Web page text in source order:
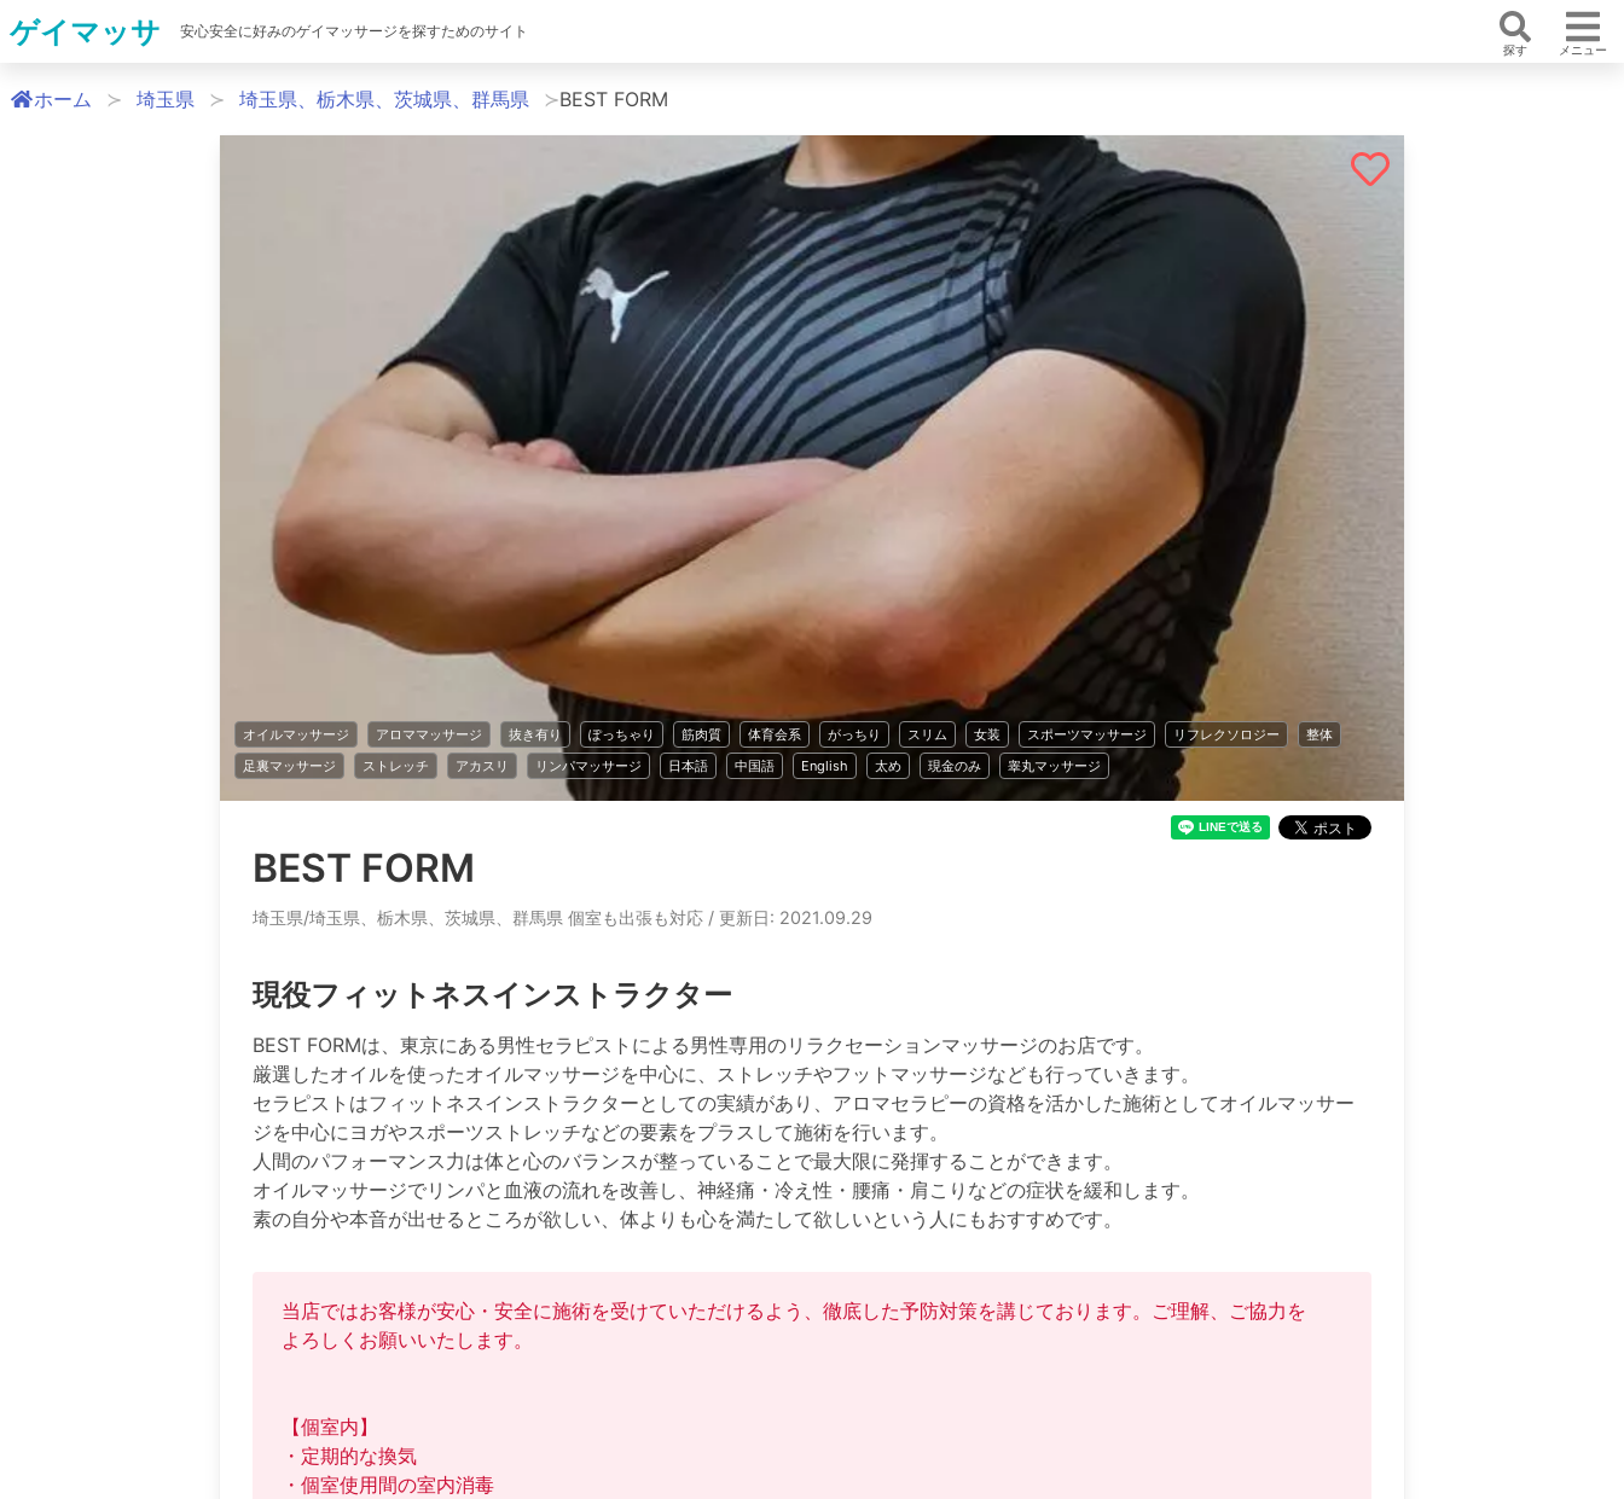
ゲイマッサ 安心安全に好みのゲイマッサージを探すためのサイト
探す メニュー
ホーム 埼玉県 埼玉県、栃木県、茨城県、群馬県 BEST FORM
オイルマッサージ アロママッサージ 抜き有り ぽっちゃり 筋肉質 体育会系 がっちり スリム 女装 スポーツマッサージ リフレクソロジー
整体
足裏マッサージ
ストレッチ アカスリ リンパマッサージ 日本語 中国語 English 太め 現金のみ 睾丸マッサージ
BEST FORM
埼玉県/埼玉県、栃木県、茨城県、群馬県 個室も出張も対応 / 更新日: 2021.09.29
現役フィットネスインストラクター
BEST FORMは、東京にある男性セラピストによる男性専用のリラクセーションマッサージのお店です。
厳選したオイルを使ったオイルマッサージを中心に、ストレッチやフットマッサージなども行っていきます。
セラピストはフィットネスインストラクターとしての実績があり、アロマセラピーの資格を活かした施術としてオイルマッサー
ジを中心にヨガやスポーツストレッチなどの要素をプラスして施術を行います。
人間のパフォーマンス力は体と心のバランスが整っていることで最大限に発揮することができます。
オイルマッサージでリンパと血液の流れを改善し、神経痛・冷え性・腰痛・肩こりなどの症状を緩和します。
素の自分や本音が出せるところが欲しい、体よりも心を満たして欲しいという人にもおすすめです。
当店ではお客様が安心・安全に施術を受けていただけるよう、徹底した予防対策を講じております。ご理解、ご協力を
よろしくお願いいたします。
【個室内】
・定期的な換気
・個室使用間の室内消毒